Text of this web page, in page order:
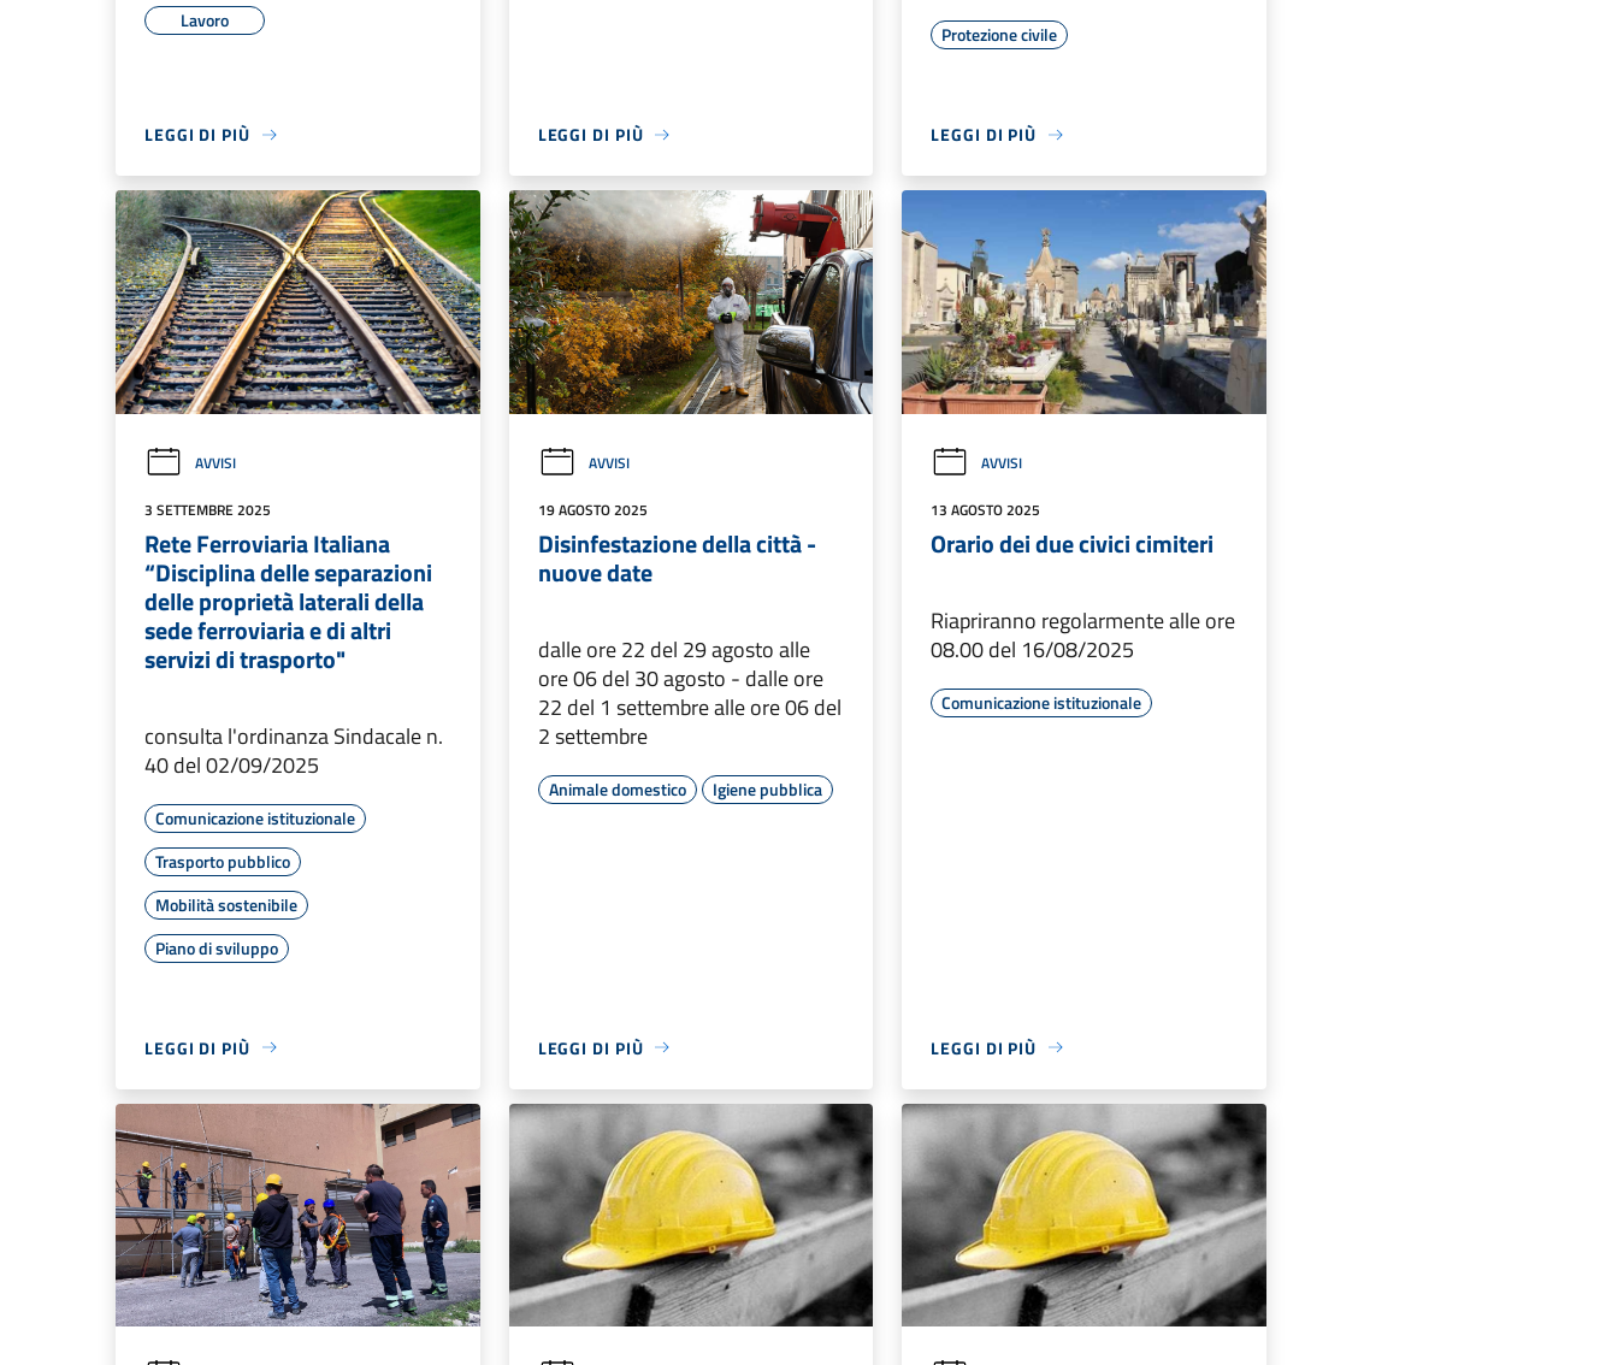
Lavoro
LEGGI DI PIÙ LEGGI DI PIÙ
Protezione civile
LEGGI DI PIÙ
AVVISI
3 SETTEMBRE 2025
Rete Ferroviaria Italiana
“Disciplina delle separazioni
delle proprietà laterali della
sede ferroviaria e di altri
servizi di trasporto"
consulta l'ordinanza Sindacale n.
40 del 02/09/2025
Comunicazione istituzionale
Trasporto pubblico
Mobilità sostenibile
Piano di sviluppo
LEGGI DI PIÙ
AVVISI
19 AGOSTO 2025
Disinfestazione della città -
nuove date
dalle ore 22 del 29 agosto alle
ore 06 del 30 agosto - dalle ore
22 del 1 settembre alle ore 06 del
2 settembre
Animale domestico Igiene pubblica
LEGGI DI PIÙ
AVVISI
13 AGOSTO 2025
Orario dei due civici cimiteri
Riapriranno regolarmente alle ore
08.00 del 16/08/2025
Comunicazione istituzionale
LEGGI DI PIÙ